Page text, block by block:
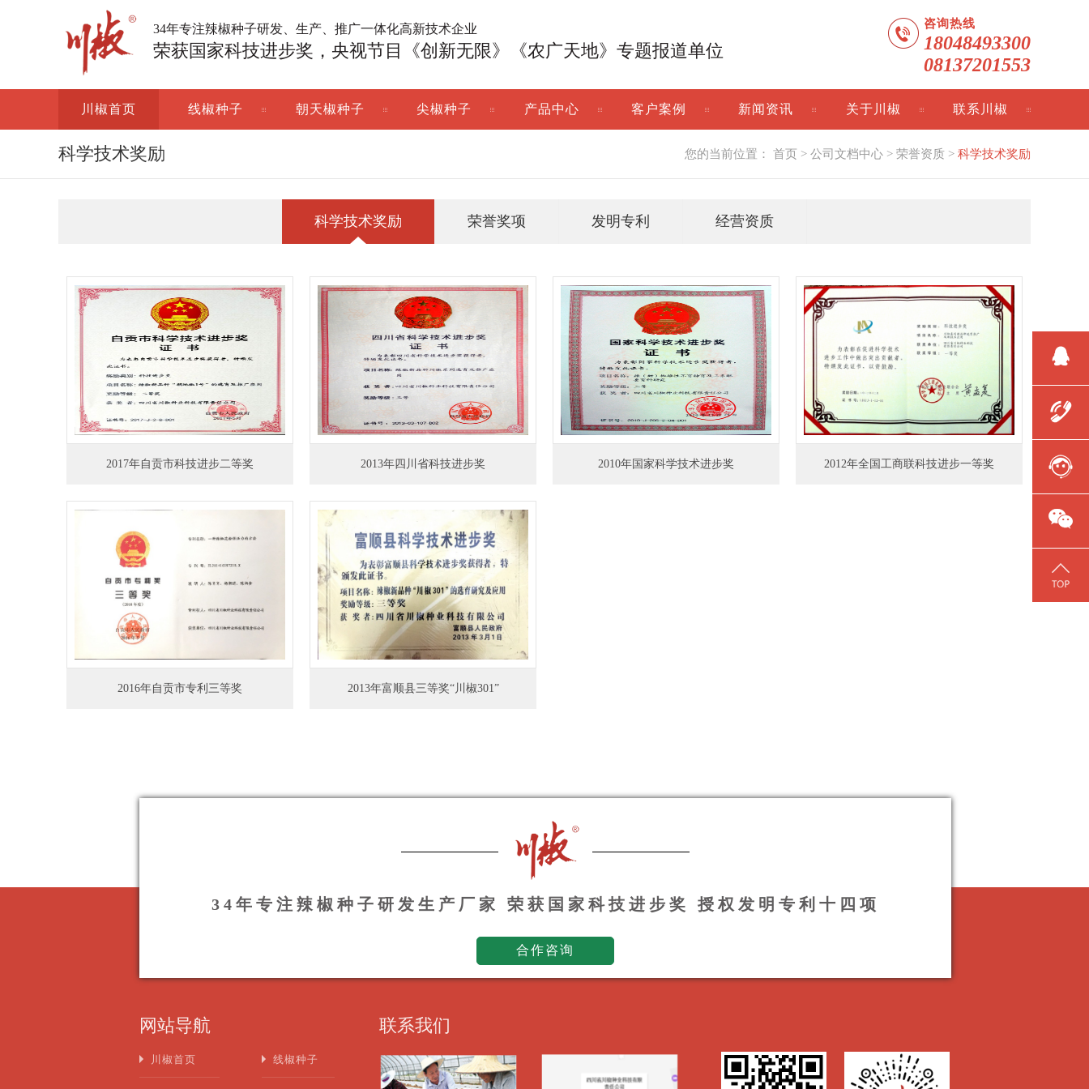
34年专注辣椒种子研发、生产、推广一体化高新技术企业
荣获国家科技进步奖，央视节目《创新无限》《农广天地》专题报道单位
咨询热线
18048493300
08137201553
川椒首页 线椒种子 朝天椒种子 尖椒种子 产品中心 客户案例 新闻资讯 关于川椒 联系川椒
科学技术奖励 您的当前位置： 首页 > 公司文档中心 > 荣誉资质 > 科学技术奖励
科学技术奖励 荣誉奖项 发明专利 经营资质
2017年自贡市科技进步二等奖 2013年四川省科技进步奖 2010年国家科学技术进步奖 2012年全国工商联科技进步一等奖
2016年自贡市专利三等奖 2013年富顺县三等奖“川椒301”
34年专注辣椒种子研发生产厂家 荣获国家科技进步奖 授权发明专利十四项
合作咨询
网站导航
川椒首页 线椒种子
联系我们